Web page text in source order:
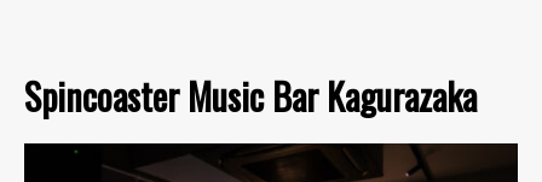
Spincoaster Music Bar Kagurazaka